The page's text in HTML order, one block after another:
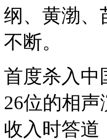
纲、黄渤、
不断。
首度杀入中
26位的相
收入时答道